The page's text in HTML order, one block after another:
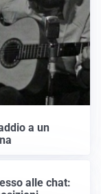
a un
alle chat: